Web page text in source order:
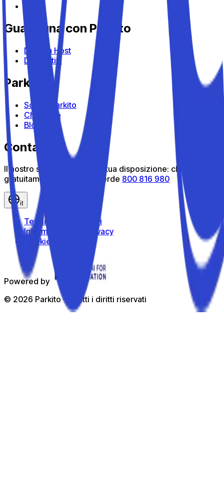
Guadagna con Parkito
Diventa Host
Dispositivi
Parkito
Scopri Parkito
Chi siamo
Blog
Contattaci
Il nostro servizio clienti è a tua disposizione: chiamaci
gratuitamente al numero verde 800 816 980
it
Termini e Condizioni
Informativa sulla privacy
Cookie Policy
Powered by
© 2026 Parkito — Tutti i diritti riservati